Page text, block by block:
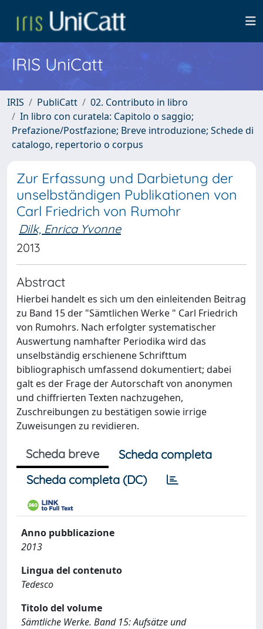
IRIS UniCatt
IRIS PubliCatt
02. Contributo in libro
In libro con curatela: Capitolo o saggio;
Prefazione/Postfazione; Breve introduzione; Schede di
catalogo, repertorio o corpus
Zur Erfassung und Darbietung der
unselbständigen Publikationen von
Carl Friedrich von Rumohr
Dilk, Enrica Yvonne
2013
Abstract
Hierbei handelt es sich um den einleitenden Beitrag
zu Band 15 der "Sämtlichen Werke " Carl Friedrich
von Rumohrs. Nach erfolgter systematischer
Auswertung namhafter Periodika wird das
unselbständig erschienene Schrifttum
bibliographisch umfassend dokumentiert; dabei
galt es der Frage der Autorschaft von anonymen
und chiffrierten Texten nachzugehen,
Zuschreibungen zu bestätigen sowie irrige
Zuweisungen zu revidieren.
Scheda breve
Scheda completa
Scheda completa (DC)
Anno pubblicazione
2013
Lingua del contenuto
Tedesco
Titolo del volume
Sämtliche Werke. Band 15: Aufsätze und